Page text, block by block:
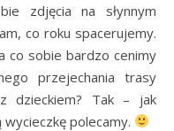
zdjęcia na słynnym
co roku spacerujemy.
co sobie bardzo cenimy
przejechania trasy
dzieckiem? Tak – jak
polecamy.